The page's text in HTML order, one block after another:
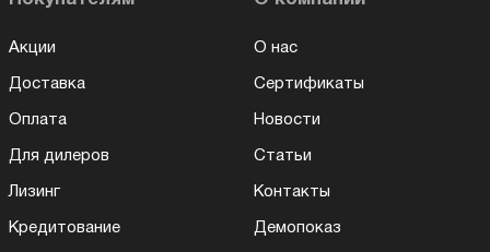
Акции
Доставка
Оплата
Для дилеров
Лизинг
Кредитование
О нас
Сертификаты
Новости
Статьи
Контакты
Демопоказ